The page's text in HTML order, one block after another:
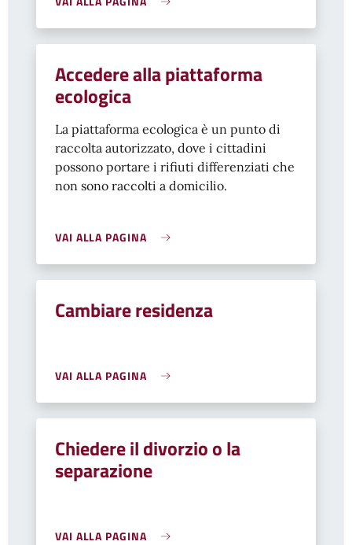
Accedere alla piattaforma
ecologica
La piattaforma ecologica è un punto di
raccolta autorizzato, dove i cittadini
possono portare i rifiuti differenziati che
non sono raccolti a domicilio.
VAI ALLA PAGINA
Cambiare residenza
VAI ALLA PAGINA
Chiedere il divorzio o la
separazione
VAI ALLA PAGINA